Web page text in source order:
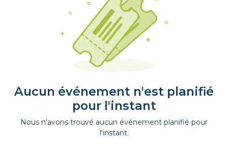
Aucun événement n'est planifié
pour l'instant
Nous n'avons trouvé aucun événement planifié pour
l'instant.